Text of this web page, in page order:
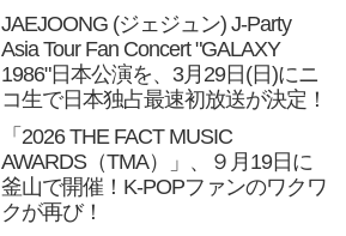
JAEJOONG (ジェジュン) J-Party
Asia Tour Fan Concert "GALAXY
1986"日本公演を、3月29日(日)にニ
コ生で日本独占最速初放送が決定！
「2026 THE FACT MUSIC
AWARDS（TMA）」、９月19日に
釜山で開催！K-POPファンのワクワ
クが再び！